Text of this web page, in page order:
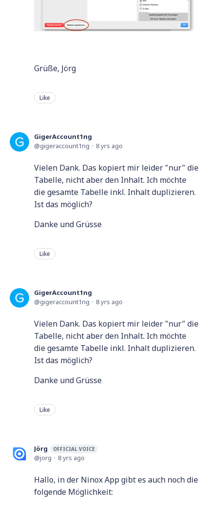
Grüße, Jörg
Like
GigerAccount1ng
gigeraccount1ng
8 yrs ago
Vielen Dank. Das kopiert mir leider "nur" die
Tabelle, nicht aber den Inhalt. Ich möchte
die gesamte Tabelle inkl. Inhalt duplizieren.
Ist das möglich?
Danke und Grüsse
Like
GigerAccount1ng
gigeraccount1ng
8 yrs ago
Vielen Dank. Das kopiert mir leider "nur" die
Tabelle, nicht aber den Inhalt. Ich möchte
die gesamte Tabelle inkl. Inhalt duplizieren.
Ist das möglich?
Danke und Grüsse
Like
Jörg OFFICIAL VOICE
jorg 8 yrs ago
Hallo, in der Ninox App gibt es auch noch die
folgende Möglichkeit: